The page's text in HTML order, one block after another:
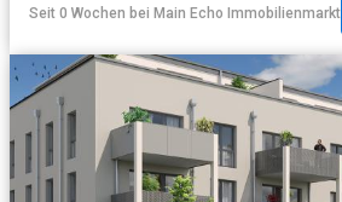
Seit 0 Wochen bei Main Echo Immobilienmarkt